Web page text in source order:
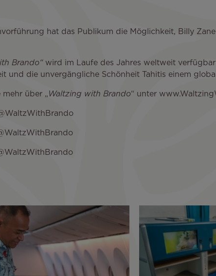
hat das Publikum die Möglichkeit, Billy
Brando“ wird im Laufe des Jahres weltweit
und die unvergängliche Schönheit Tahitis einem
mehr über „ Waltzing with Brando“ unter